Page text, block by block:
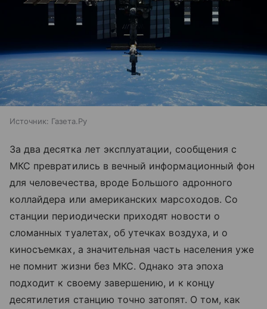
Источник: Газета.Ру
За два десятка лет эксплуатации, сообщения с
МКС превратились в вечный информационный фон
для человечества, вроде Большого адронного
коллайдера или американских марсоходов. Со
станции периодически приходят новости о
сломанных туалетах, об утечках воздуха, и о
киносъемках, а значительная часть населения уже
не помнит жизни без МКС. Однако эта эпоха
подходит к своему завершению, и к концу
десятилетия станцию точно затопят. О том, как